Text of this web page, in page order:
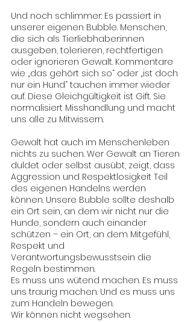
Und noch schlimmer: Es passiert in
unserer eigenen Bubble. Menschen,
die sich als Tierliebhaber:innen
ausgeben, tolerieren, rechtfertigen
oder ignorieren Gewalt. Kommentare
wie „das gehört sich so“ oder „ist doch
nur ein Hund“ tauchen immer wieder
auf. Diese Gleichgültigkeit ist Gift. Sie
normalisiert Misshandlung und macht
uns alle zu Mitwissern.
Gewalt hat auch im Menschenleben
nichts zu suchen. Wer Gewalt an Tieren
duldet oder selbst ausübt, zeigt, dass
Aggression und Respektlosigkeit Teil
des eigenen Handelns werden
können. Unsere Bubble sollte deshalb
ein Ort sein, an dem wir nicht nur die
Hunde, sondern auch einander
schützen – ein Ort, an dem Mitgefühl,
Respekt und
Verantwortungsbewusstsein die
Regeln bestimmen.
Es muss uns wütend machen. Es muss
uns traurig machen. Und es muss uns
zum Handeln bewegen.
Wir können nicht wegsehen.